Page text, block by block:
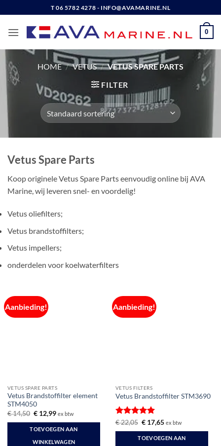
naar
inhoud
T 06 5782 4278 - INFO@AVAMARINE.NL
0
HOME / VETUS / VETUS SPARE PARTS
FILTER
Vetus Spare Parts
Koop originele Vetus Spare Parts eenvoudig online bij AVA
Marine, wij leveren snel- en voordelig!
Vetus oliefilters;
Vetus brandstoffilters;
Vetus impellers;
onderdelen voor koelwaterfilters
Aanbieding!
VETUS SPARE PARTS
Vetus Brandstoffilter element
STM4050
€14,50 Oorspronkelijke
was:
€ 14,50.
€12,99Huidige
is:
€ 12,99.
ex btw
TOEVOEGEN AAN
WINKELWAGEN
Aanbieding!
VETUS FILTERS
Vetus Brandstoffilter STM3690
Gewaardeerd
5uit 5
€22,05 Oorspronkelijke
was:
€ 22,05.
€17,65Huidige
is:
€ 17,65.
ex btw
TOEVOEGEN AAN